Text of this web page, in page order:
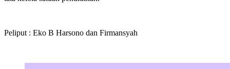
Peliput : Eko B Harsono dan Firmansyah